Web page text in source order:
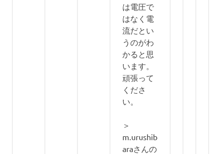
は電圧で
はなく電
流だとい
うのがわ
かると思
います。
頑張って
くださ
い。
＞
m.urushib
araさんの